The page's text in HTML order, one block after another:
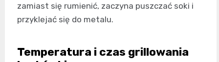
zamiast się rumienić, zaczyna puszczać soki i
przyklejać się do metalu.
Temperatura i czas grillowania